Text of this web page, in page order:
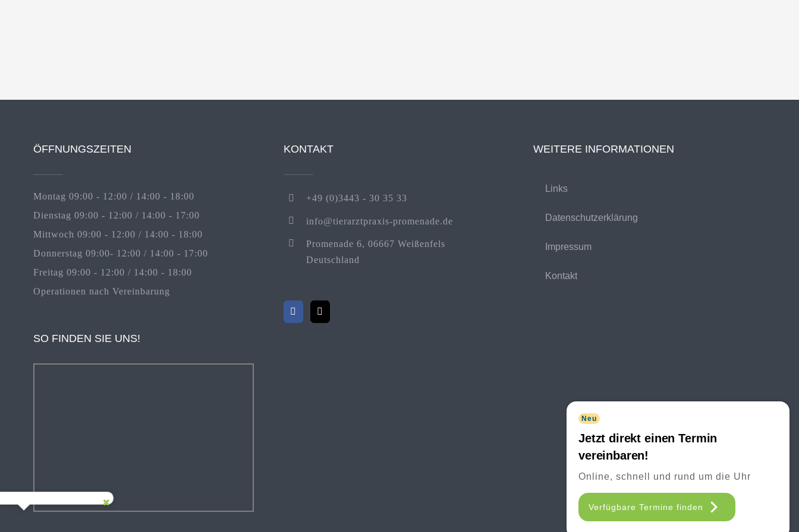
Neu
Jetzt direkt einen Termin
vereinbaren!
Online, schnell und rund um die Uhr
Verfügbare Termine finden
ÖFFNUNGSZEITEN
Montag 09:00 - 12:00 / 14:00 - 18:00
Dienstag 09:00 - 12:00 / 14:00 - 17:00
Mittwoch 09:00 - 12:00 / 14:00 - 18:00
Donnerstag 09:00- 12:00 / 14:00 - 17:00
Freitag 09:00 - 12:00 / 14:00 - 18:00
Operationen nach Vereinbarung
SO FINDEN SIE UNS!
KONTAKT
+49 (0)3443 - 30 35 33
info@tierarztpraxis-promenade.de
Promenade 6, 06667 Weißenfels
Deutschland
WEITERE INFORMATIONEN
Links
Datenschutzerklärung
Impressum
Kontakt